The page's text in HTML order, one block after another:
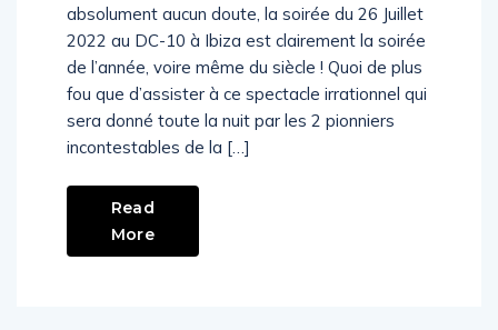
absolument aucun doute, la soirée du 26 Juillet
2022 au DC-10 à Ibiza est clairement la soirée
de l’année, voire même du siècle ! Quoi de plus
fou que d’assister à ce spectacle irrationnel qui
sera donné toute la nuit par les 2 pionniers
incontestables de la […]
Read
More